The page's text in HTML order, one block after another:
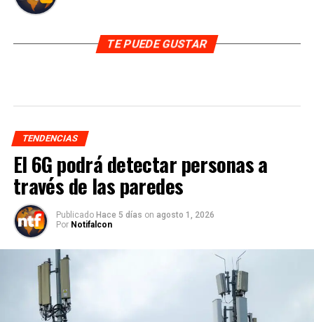
TE PUEDE GUSTAR
TENDENCIAS
El 6G podrá detectar personas a
través de las paredes
Publicado Hace 5 días on agosto 1, 2026
Por Notifalcon